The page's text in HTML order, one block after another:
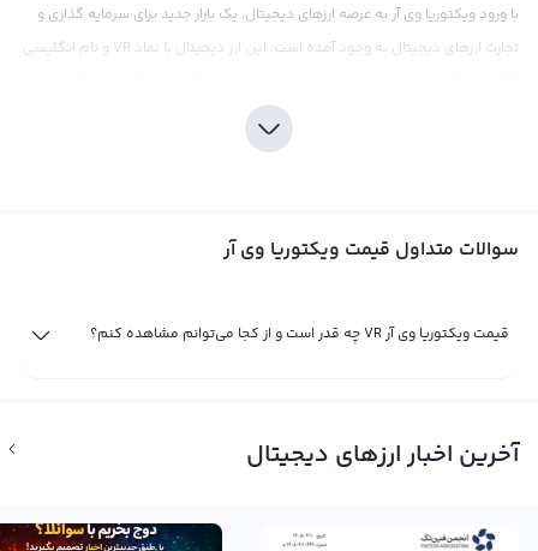
با ورود ویکتوریا وی آر به عرصه ارزهای دیجیتال، یک بازار جدید برای سرمایه گذاری و
تجارت ارزهای دیجیتال به وجود آمده است. این ارز دیجیتال با نماد VR و نام انگلیسی
که بر بازار مالی تاثیر می‌گذارد، می‌تواند قیمت ویکتوریا وی آر را تغییر دهد.
انگلیسی Victoria VR شناخته می‌شود. در صرافی ارز دیجیتال رابکس قیمت لحظه ای
سریع رابکس می‌توانید ویکتوریا وی آر را با قیمت لحظه ای ویکتوریا وی آر به صورت
سوالات متداول قیمت ویکتوریا وی آر
قیمت ویکتوریا وی آر VR چه قدر است و از کجا می‌توانم مشاهده کنم؟
آخرین اخبار ارزهای دیجیتال